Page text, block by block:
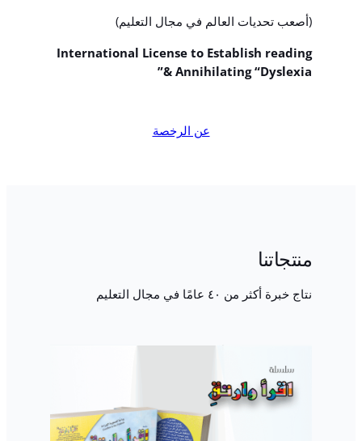
(أصعب تحديات العالم في مجال التعليم)
International License to Establish reading
& Annihilating “Dyslexia”
عن الرخصة
منتجاتنا
نتاج خبرة أكثر من ٤٠ عامًا في مجال التعليم